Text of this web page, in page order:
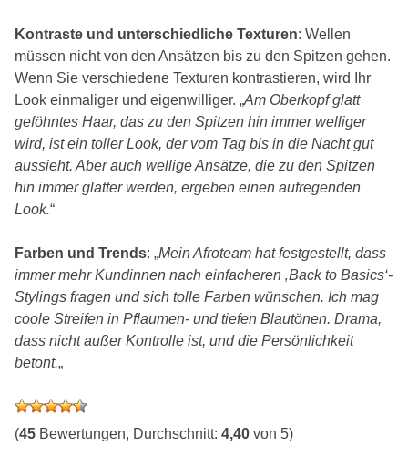
Kontraste und unterschiedliche Texturen: Wellen
müssen nicht von den Ansätzen bis zu den Spitzen gehen.
Wenn Sie verschiedene Texturen kontrastieren, wird Ihr
Look einmaliger und eigenwilliger. „Am Oberkopf glatt
geföhntes Haar, das zu den Spitzen hin immer welliger
wird, ist ein toller Look, der vom Tag bis in die Nacht gut
aussieht. Aber auch wellige Ansätze, die zu den Spitzen
hin immer glatter werden, ergeben einen aufregenden
Look.“
Farben und Trends: „Mein Afroteam hat festgestellt, dass
immer mehr Kundinnen nach einfacheren ‚Back to Basics‘-
Stylings fragen und sich tolle Farben wünschen. Ich mag
coole Streifen in Pflaumen- und tiefen Blautönen. Drama,
dass nicht außer Kontrolle ist, und die Persönlichkeit
betont.„
(45 Bewertungen, Durchschnitt: 4,40 von 5)